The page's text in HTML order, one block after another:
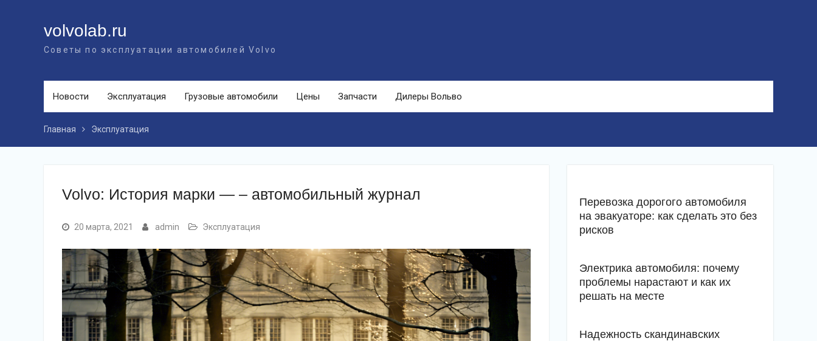
volvolab.ru
Советы по эксплуатации автомобилей Volvo
Новости Эксплуатация Грузовые автомобили Цены Запчасти Дилеры Вольво
Главная Эксплуатация
Volvo: История марки — – автомобильный журнал
20 марта, 2021 admin Эксплуатация
Перевозка дорогого автомобиля
на эвакуаторе: как сделать это без
рисков
Электрика автомобиля: почему
проблемы нарастают и как их
решать на месте
Надежность скандинавских